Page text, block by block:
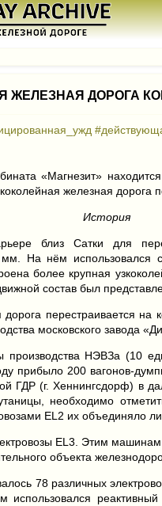
ЖЕЛЕЗНАЯ ДОРОГА
«Магнезит»
железная дорога
История
близ Сатки для
На нём использовался
более крупная
состав был
дорога перестраивается
московского завода
производства НЭВЗа (10
прибыло 200 вагонов-
ГДР (г. Хеннингсдорф) в
необходимо
EL2 их объединяло
EL3. Этим
объекта
78 различных
использовался